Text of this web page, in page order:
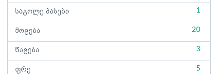
საგოლე პასები 1
მოგება 20
წაგება 3
ფრე 5